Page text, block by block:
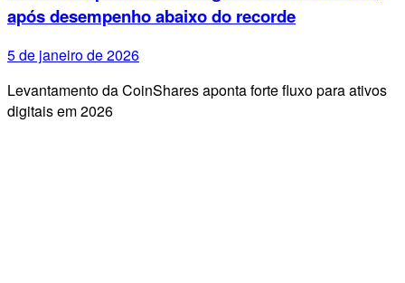
após desempenho abaixo do recorde
5 de janeiro de 2026
Levantamento da CoinShares aponta forte fluxo para ativos
digitais em 2026